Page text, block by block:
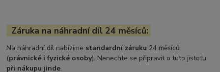
Záruka na náhradní díl 24 měsíců:
Na náhradní díl nabízíme standardní záruku 24 měsíců
(právnické i fyzické osoby). Nenechte se připravit o tuto jistotu
při nákupu jinde.